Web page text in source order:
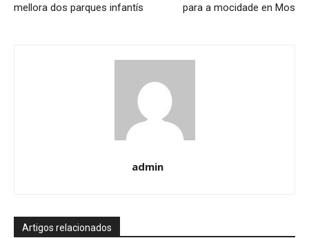
mellora dos parques infantís
para a mocidade en Mos
admin
Artigos relacionados